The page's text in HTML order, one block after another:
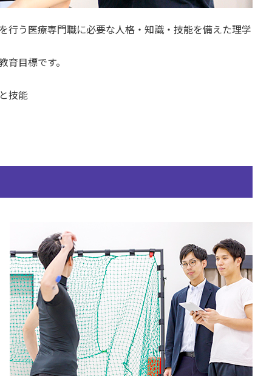
う医療専門職に必要な人格・知識・技能を備えた理学
目標です。
技能